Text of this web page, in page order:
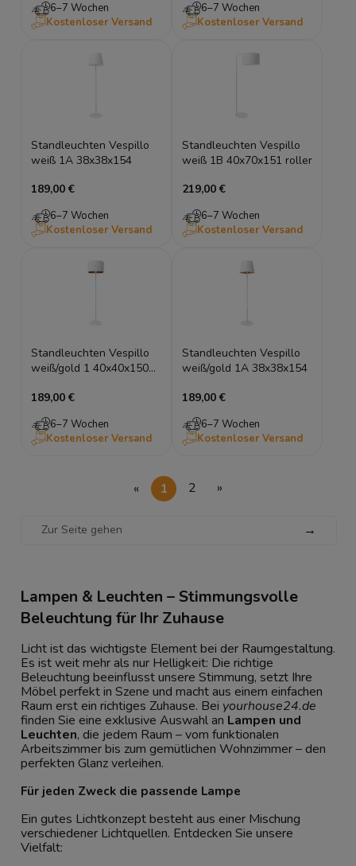
6–7 Wochen
Kostenloser Versand
6–7 Wochen
Kostenloser Versand
Standleuchten Vespillo
weiß 1A 38x38x154
189,00 €
6–7 Wochen
Kostenloser Versand
Standleuchten Vespillo
weiß 1B 40x70x151 roller
219,00 €
6–7 Wochen
Kostenloser Versand
Standleuchten Vespillo
weiß/gold 1 40x40x150
189,00 €
6–7 Wochen
Kostenloser Versand
Standleuchten Vespillo
weiß/gold 1A 38x38x154
189,00 €
6–7 Wochen
Kostenloser Versand
→
« 1 2 »
Lampen & Leuchten – Stimmungsvolle
Beleuchtung für Ihr Zuhause
Licht ist das wichtigste Element bei der Raumgestaltung.
Es ist weit mehr als nur Helligkeit: Die richtige
Beleuchtung beeinflusst unsere Stimmung, setzt Ihre
Möbel perfekt in Szene und macht aus einem einfachen
Raum erst ein richtiges Zuhause. Bei yourhouse24.de
finden Sie eine exklusive Auswahl an Lampen und
Leuchten, die jedem Raum – vom funktionalen
Arbeitszimmer bis zum gemütlichen Wohnzimmer – den
perfekten Glanz verleihen.
Für jeden Zweck die passende Lampe
Ein gutes Lichtkonzept besteht aus einer Mischung
verschiedener Lichtquellen. Entdecken Sie unsere
Vielfalt: